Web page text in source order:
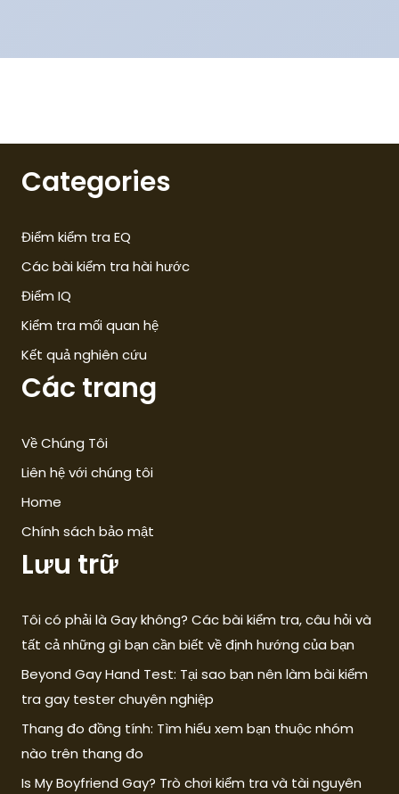
Categories
Điểm kiểm tra EQ
Các bài kiểm tra hài hước
Điểm IQ
Kiểm tra mối quan hệ
Kết quả nghiên cứu
Các trang
Về Chúng Tôi
Liên hệ với chúng tôi
Home
Chính sách bảo mật
Lưu trữ
Tôi có phải là Gay không? Các bài kiểm tra, câu hỏi và
tất cả những gì bạn cần biết về định hướng của bạn
Beyond Gay Hand Test: Tại sao bạn nên làm bài kiểm
tra gay tester chuyên nghiệp
Thang đo đồng tính: Tìm hiểu xem bạn thuộc nhóm
nào trên thang đo
Is My Boyfriend Gay? Trò chơi kiểm tra và tài nguyên